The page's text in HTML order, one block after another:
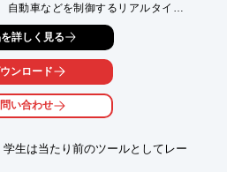
自動車などを制御するリアルタイム
を支える技術の1つとなって おりま
ネルを使用したプログラムの応用な
く説明した、充実の内容とボリュー
ル版です。
お問い合わせください。
詳しく見る
ンロード
い合わせ
学生は当たり前のツールとしてレー